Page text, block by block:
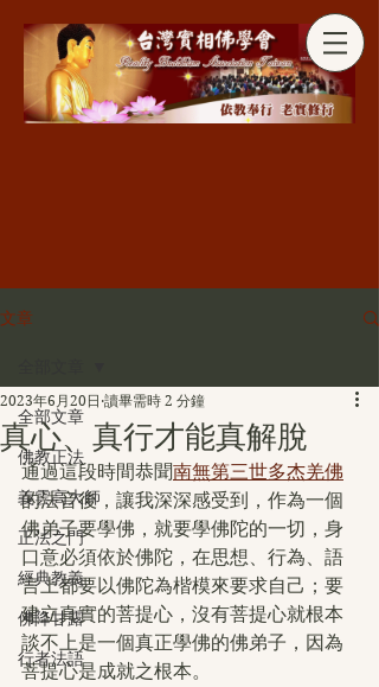
分享
文章
全部文章
佛教正法
義雲高大師
正法之門
經典教義
佛降甘露
行者法語
真心、真行才能真解脫
2023年6月20日 讀畢需時 2 分鐘
通過這段時間恭聞南無第三世多杰羌佛
的法音後，讓我深深感受到，作為一個
佛弟子要學佛，就要學佛陀的一切，身
口意必須依於佛陀，在思想、行為、語
言上都要以佛陀為楷模來要求自己；要
建立真實的菩提心，沒有菩提心就根本
談不上是一個真正學佛的佛弟子，因為
菩提心是成就之根本。